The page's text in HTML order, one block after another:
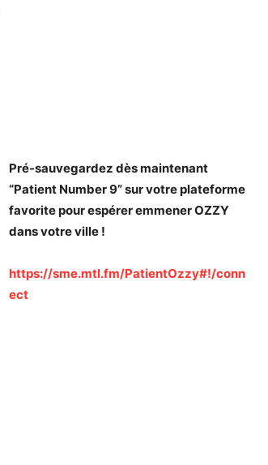
Pré-sauvegardez dès maintenant
“Patient Number 9” sur votre plateforme
favorite pour espérer emmener OZZY
dans votre ville !
https://sme.mtl.fm/PatientOzzy#!/conn
ect